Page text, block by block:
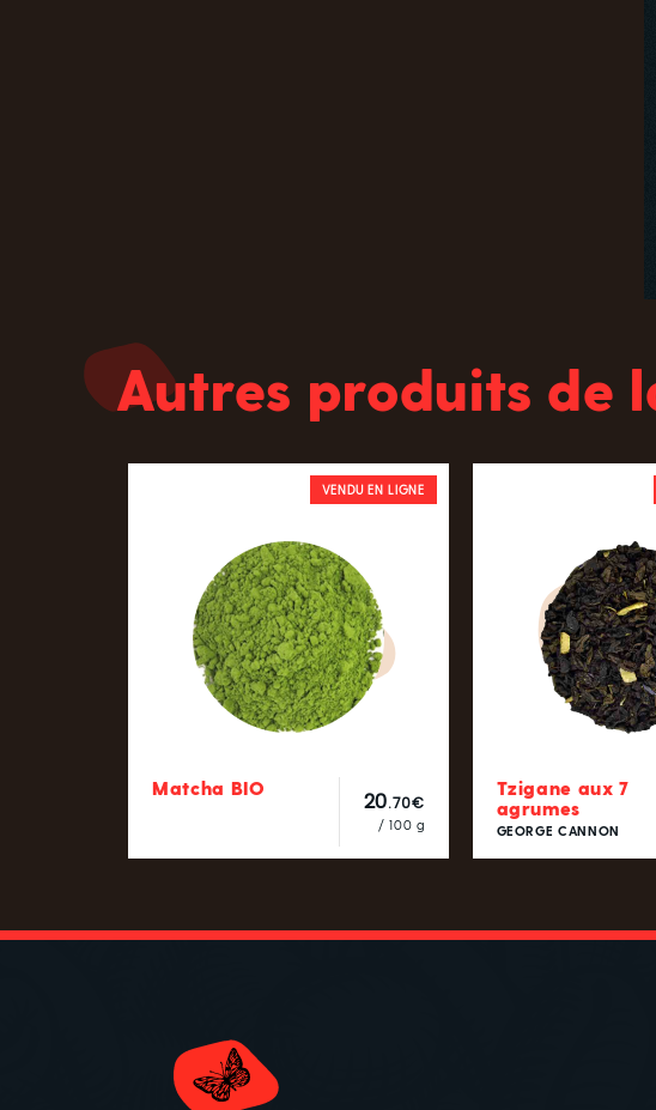
Autres produits de
VENDU EN LIGNE
Matcha BIO
20.70€
/ 100 g
Tzigane aux 7
agrumes
GEORGE CANNON